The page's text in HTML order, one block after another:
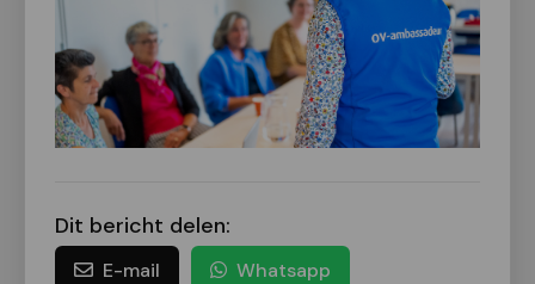
Dit bericht delen:
E-mail Whatsapp